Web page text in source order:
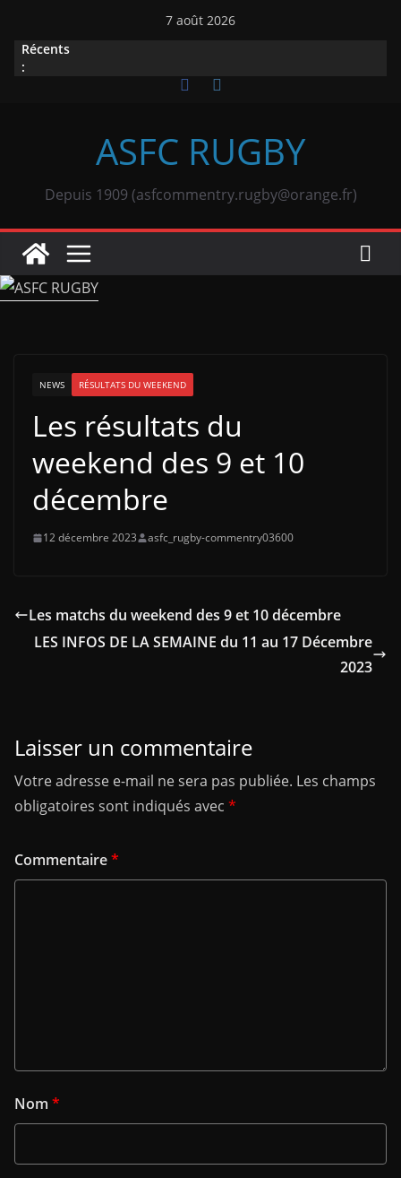
contenu
7 août 2026
Récents
:
ASFC RUGBY
Depuis 1909 (asfcommentry.rugby@orange.fr)
NEWS RÉSULTATS DU WEEKEND
Les résultats du
weekend des 9 et 10
décembre
12 décembre 2023 asfc_rugby-commentry03600
Les matchs du weekend des 9 et 10 décembre
LES INFOS DE LA SEMAINE du 11 au 17 Décembre
2023
Laisser un commentaire
Votre adresse e-mail ne sera pas publiée. Les champs
obligatoires sont indiqués avec *
Commentaire*
Nom *